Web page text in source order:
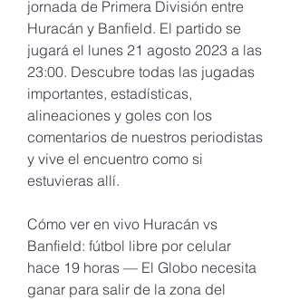
jornada de Primera División entre
Huracán y Banfield. El partido se
jugará el lunes 21 agosto 2023 a las
23:00. Descubre todas las jugadas
importantes, estadísticas,
alineaciones y goles con los
comentarios de nuestros periodistas
y vive el encuentro como si
estuvieras allí.
Cómo ver en vivo Huracán vs
Banfield: fútbol libre por celular
hace 19 horas — El Globo necesita
ganar para salir de la zona del